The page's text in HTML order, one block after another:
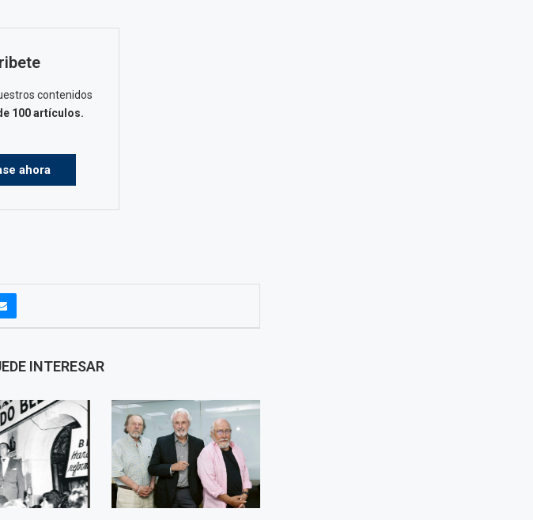
contenidos
100 artículos.
ahora
INTERESAR